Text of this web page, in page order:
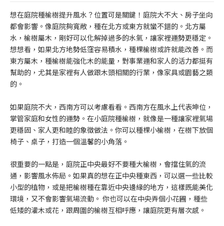
想在庭院種榆樹提升風水？位置可是關鍵！庭院大不大、房子坐向
都會影響。像庭院夠寬敞，種在北方或東方就蠻不錯的。北方屬
水，榆樹屬木，剛好可以化解掉過多的水氣，讓家裡運勢更穩定。
想想看，如果北方地勢低窪容易積水，種棵榆樹或許就能改善。而
東方屬木，種榆樹能強化木的能量，對事業運和家人的活力都挺有
幫助的，尤其是家裡有人做跟木頭相關的行業，像家具或園藝之類
的。
如果庭院不大，西南方可以考慮看看。西南方在風水上代表坤位，
掌管家庭和女性的運勢。在小庭院種榆樹，就像是一種讓家裡氣場
更穩固、家人更和睦的象徵做法。你可以種棵小榆樹，在樹下放個
椅子、桌子，打造一個溫馨的小角落。
很重要的一點是，庭院正中央最好不要種大榆樹，會擋住氣的流
通，影響風水佈局。如果真的想在正中央種東西，可以選一些比較
小型的植物，或是把榆樹種在靠近中央邊緣的地方，這樣既能美化
環境，又不會影響氣場流動。 你也可以在中央弄個小花圃，種些
低矮的灌木或花，跟周圍的榆樹互相呼應，讓庭院更有層次感。